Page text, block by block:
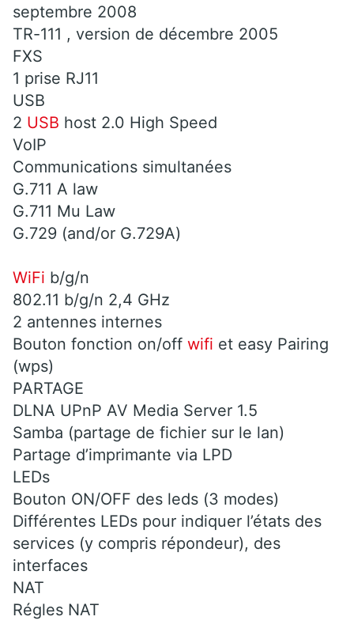
septembre 2008
TR-111 , version de décembre 2005
FXS
1 prise RJ11
USB
2 USB host 2.0 High Speed
VoIP
Communications simultanées
G.711 A law
G.711 Mu Law
G.729 (and/or G.729A)
WiFi b/g/n
802.11 b/g/n 2,4 GHz
2 antennes internes
Bouton fonction on/off wifi et easy Pairing
(wps)
PARTAGE
DLNA UPnP AV Media Server 1.5
Samba (partage de fichier sur le lan)
Partage d’imprimante via LPD
LEDs
Bouton ON/OFF des leds (3 modes)
Différentes LEDs pour indiquer l’états des
services (y compris répondeur), des
interfaces
NAT
Régles NAT